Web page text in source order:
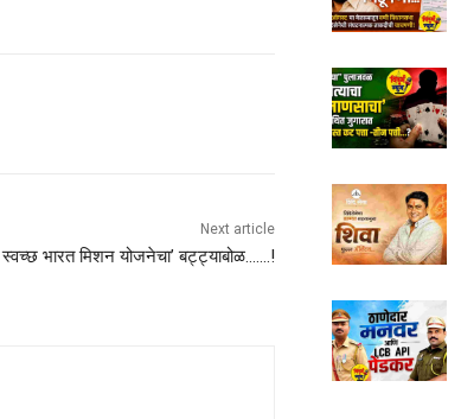
Next article
स्वच्छ भारत मिशन योजनेचा’ बट्ट्याबोळ…….!